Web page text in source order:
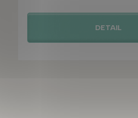
DETAIL